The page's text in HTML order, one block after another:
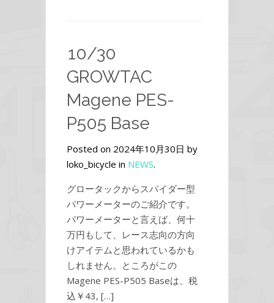
10/30
GROWTAC
Magene PES-
P505 Base
Posted on 2024年10月30日 by
loko_bicycle in NEWS.
グロータックからスパイダー型
パワーメーターのご紹介です。
パワーメーターと言えば、何十
万円もして、レース志向の方向
けアイテムと思われているかも
しれません。ところがこの
Magene PES-P505 Baseは、税
込￥43, […]